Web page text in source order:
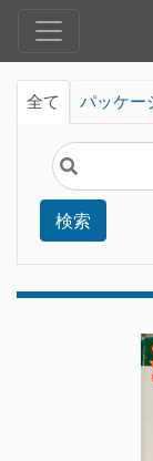
全て パッケー
検索